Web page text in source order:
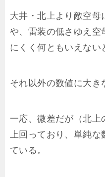
大井・北上より敵空
や、雷装の低さゆえ
にくく何ともいえない
それ以外の数値に大き
一応、微差だが（北
上回っており、単純
ている。